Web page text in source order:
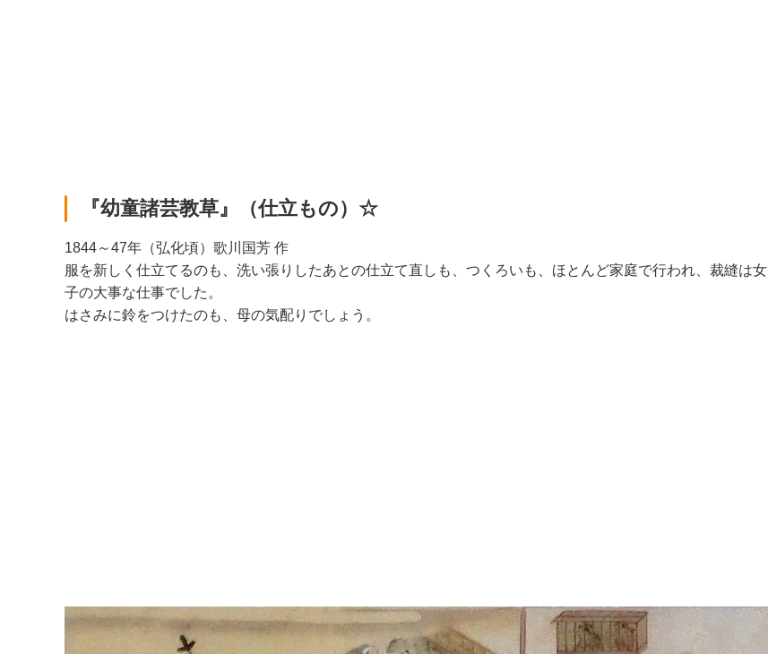
『幼童諸芸教草』（仕立もの）☆
1844～47年（弘化頃）歌川国芳 作
服を新しく仕立てるのも、洗い張りしたあとの仕立て直しも、つくろいも、ほとんど家庭で行われ、裁縫は女
子の大事な仕事でした。
はさみに鈴をつけたのも、母の気配りでしょう。